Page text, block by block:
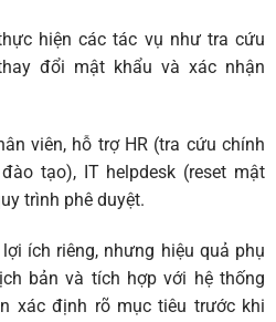
hiện các tác vụ như tra cứu
đổi mật khẩu và xác nhận
viên, hỗ trợ HR (tra cứu chính
tạo), IT helpdesk (reset mật
trình phê duyệt.
ích riêng, nhưng hiệu quả phụ
bản và tích hợp với hệ thống
xác định rõ mục tiêu trước khi